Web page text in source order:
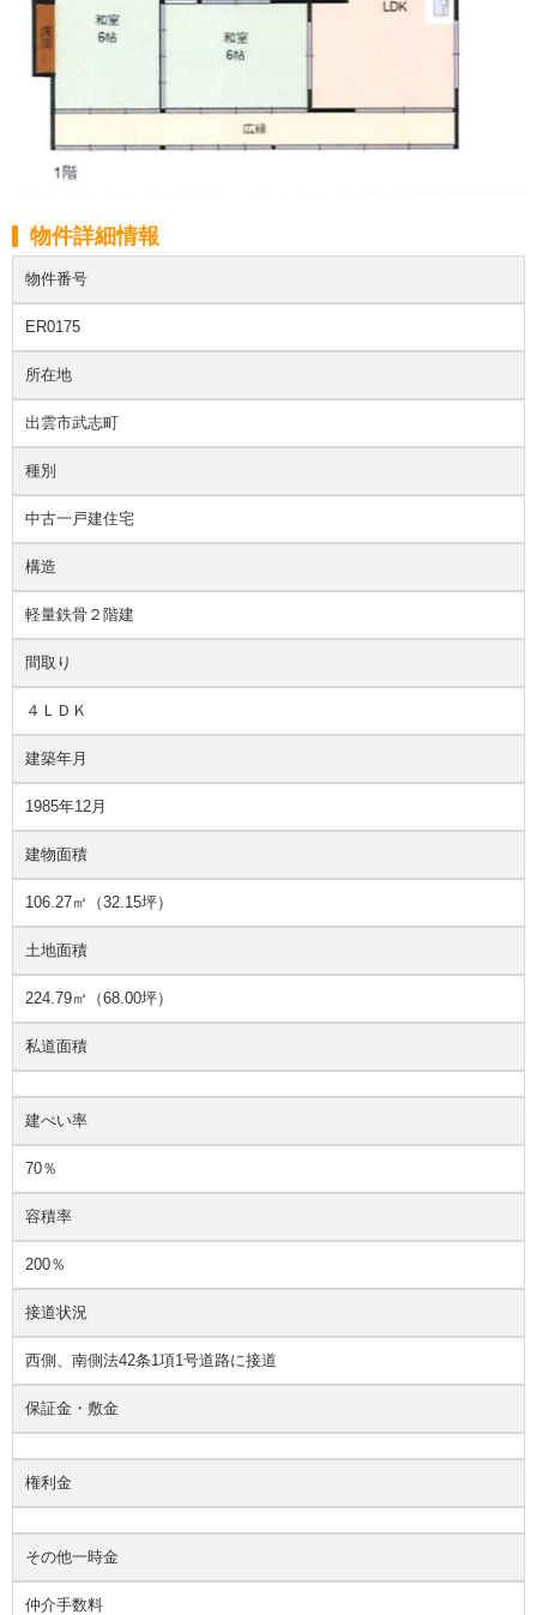
物件詳細情報
物件番号
ER0175
所在地
出雲市武志町
種別
中古一戸建住宅
構造
軽量鉄骨２階建
間取り
４ＬＤＫ
建築年月
1985年12月
建物面積
106.27㎡（32.15坪）
土地面積
224.79㎡（68.00坪）
私道面積
建ぺい率
70％
容積率
200％
接道状況
西側、南側法42条1項1号道路に接道
保証金・敷金
権利金
その他一時金
仲介手数料